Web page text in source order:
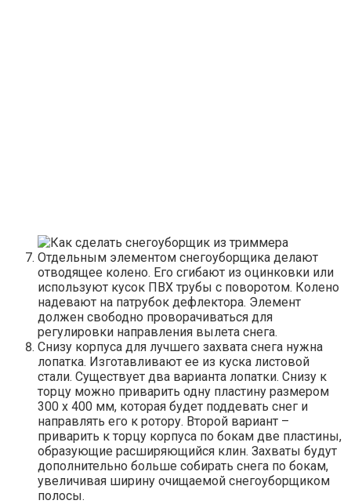
Отдельным элементом снегоуборщика делают
отводящее колено. Его сгибают из оцинковки или
используют кусок ПВХ трубы с поворотом. Колено
надевают на патрубок дефлектора. Элемент
должен свободно проворачиваться для
регулировки направления вылета снега.
Снизу корпуса для лучшего захвата снега нужна
лопатка. Изготавливают ее из куска листовой
стали. Существует два варианта лопатки. Снизу к
торцу можно приварить одну пластину размером
300 х 400 мм, которая будет поддевать снег и
направлять его к ротору. Второй вариант –
приварить к торцу корпуса по бокам две пластины,
образующие расширяющийся клин. Захваты будут
дополнительно больше собирать снега по бокам,
увеличивая ширину очищаемой снегоуборщиком
полосы.